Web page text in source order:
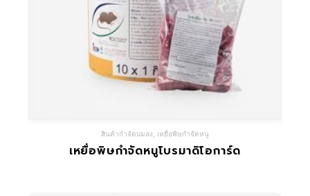
สินค้ากำจัดแมลง เหยื่อพิษกำจัดหนู
เหยื่อพิษกำจัดหนูโบรมาดิโอการ์ด